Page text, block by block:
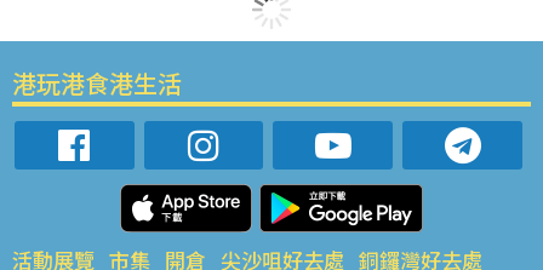
港玩港食港生活
活動展覽 市集 開倉 尖沙咀好去處 銅鑼灣好去處